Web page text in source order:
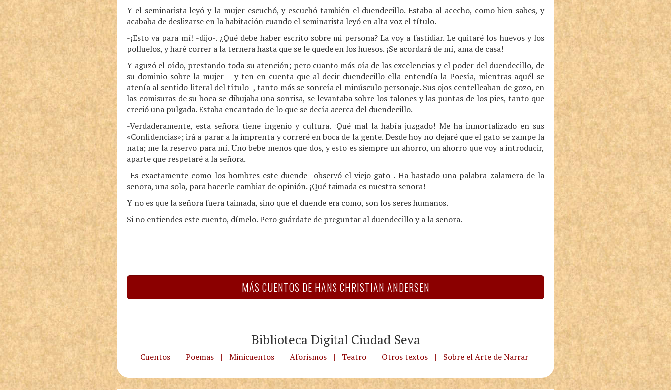
Y el seminarista leyó y la mujer escuchó, y escuchó también el duendecillo. Estaba al acecho, como bien sabes, y
acababa de deslizarse en la habitación cuando el seminarista leyó en alta voz el título.
-¡Esto va para mí! -dijo-. ¿Qué debe haber escrito sobre mi persona? La voy a fastidiar. Le quitaré los huevos y los
polluelos, y haré correr a la ternera hasta que se le quede en los huesos. ¡Se acordará de mí, ama de casa!
Y aguzó el oído, prestando toda su atención; pero cuanto más oía de las excelencias y el poder del duendecillo, de
su dominio sobre la mujer – y ten en cuenta que al decir duendecillo ella entendía la Poesía, mientras aquél se
atenía al sentido literal del título -, tanto más se sonreía el minúsculo personaje. Sus ojos centelleaban de gozo, en
las comisuras de su boca se dibujaba una sonrisa, se levantaba sobre los talones y las puntas de los pies, tanto que
creció una pulgada. Estaba encantado de lo que se decía acerca del duendecillo.
-Verdaderamente, esta señora tiene ingenio y cultura. ¡Qué mal la había juzgado! Me ha inmortalizado en sus
«Confidencias»; irá a parar a la imprenta y correré en boca de la gente. Desde hoy no dejaré que el gato se zampe la
nata; me la reservo para mí. Uno bebe menos que dos, y esto es siempre un ahorro, un ahorro que voy a introducir,
aparte que respetaré a la señora.
-Es exactamente como los hombres este duende -observó el viejo gato-. Ha bastado una palabra zalamera de la
señora, una sola, para hacerle cambiar de opinión. ¡Qué taimada es nuestra señora!
Y no es que la señora fuera taimada, sino que el duende era como, son los seres humanos.
Si no entiendes este cuento, dímelo. Pero guárdate de preguntar al duendecillo y a la señora.
MÁS CUENTOS DE HANS CHRISTIAN ANDERSEN
Biblioteca Digital Ciudad Seva
Cuentos | Poemas | Minicuentos | Aforismos | Teatro | Otros textos | Sobre el Arte de Narrar